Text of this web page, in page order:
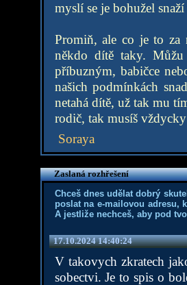
myslí se je bohužel
Promiň, ale co je to za
někdo dítě taky.
příbuzným, babičce
našich podmínkách
netahá dítě, už tak mu
rodič, tak musíš
Soraya
Zaslaná rozhřešení
Chceš dnes udělat dobrý
poslat na e-mailovou adresu,
A jestliže nechceš, aby pod
17.10.2024 14:40:24
V takovych zkratech
sobectvi. Je to spis o